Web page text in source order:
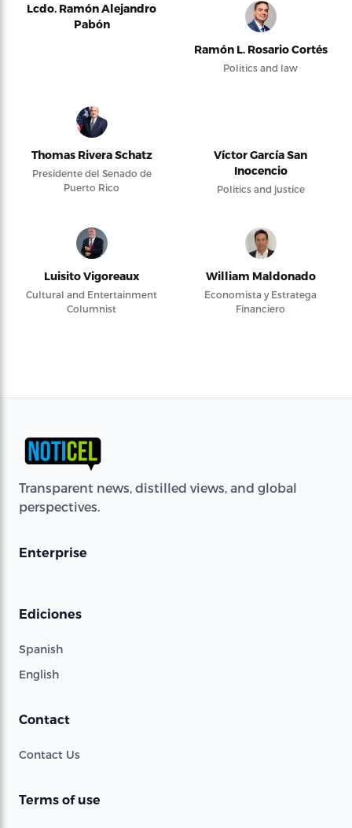
Lcdo. Ramón Alejandro
Pabón
Ramón L. Rosario Cortés
Politics and law
Thomas Rivera Schatz
Presidente del Senado de
Puerto Rico
Víctor García San
Inocencio
Politics and justice
Luisito Vigoreaux
Cultural and Entertainment
Columnist
William Maldonado
Economista y Estratega
Financiero
Transparent news, distilled views, and global
perspectives.
Enterprise
Ediciones
Spanish
English
Contact
Contact Us
Terms of use